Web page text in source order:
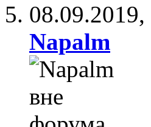
08.09.2019,
Napalm